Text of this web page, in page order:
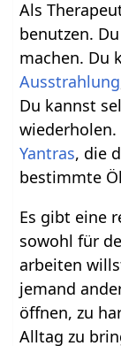
Als
benutzen.
machen. Du
Ausstrahlung
Du kannst
Yantras, die
bestimmte
Es gibt eine
sowohl für
arbeiten
jemand
öffnen, zu
Alltag zu